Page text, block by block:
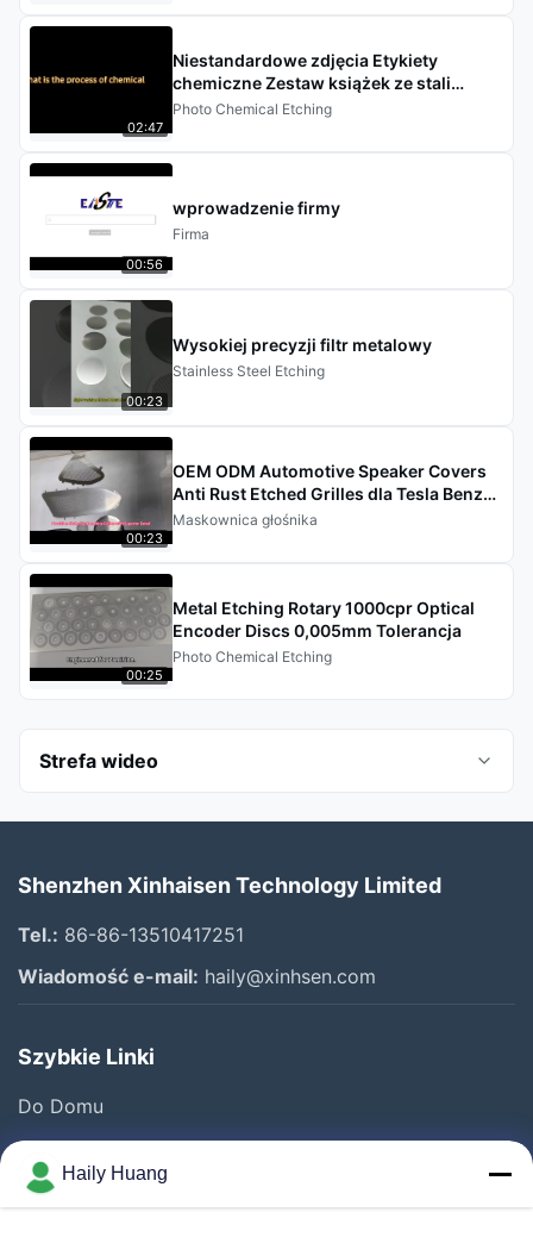
02:47
Niestandardowe zdjęcia Etykiety
chemiczne Zestaw książek ze stali
nierdzewnej Rzemiosła pamiątkowe
Photo Chemical Etching
00:56
wprowadzenie firmy
Firma
00:23
Wysokiej precyzji filtr metalowy
Stainless Steel Etching
00:23
OEM ODM Automotive Speaker Covers
Anti Rust Etched Grilles dla Tesla Benz
BWM
Maskownica głośnika
00:25
Metal Etching Rotary 1000cpr Optical
Encoder Discs 0,005mm Tolerancja
Photo Chemical Etching
Strefa wideo
Photo Chemical Etching
siatka filtracyjna
płytka przepływowa
Firma
Shenzhen Xinhaisen Technology Limited
Tel.: 86-86-13510417251
Wiadomość e-mail: haily@xinhsen.com
Szybkie Linki
Do Domu
Produkty
Filmy
Haily Huang